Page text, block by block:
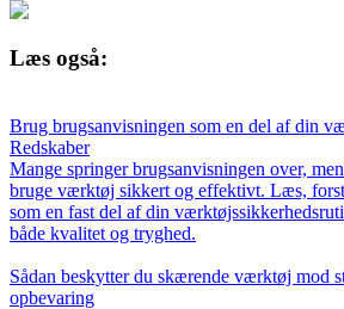
Læs også:
Brug brugsanvisningen som en del af din
Redskaber
Mange springer brugsanvisningen over,
bruge værktøj sikkert og effektivt. Læs,
som en fast del af din
både kvalitet og tryghed.
Sådan beskytter du skærende værktøj mod
opbevaring